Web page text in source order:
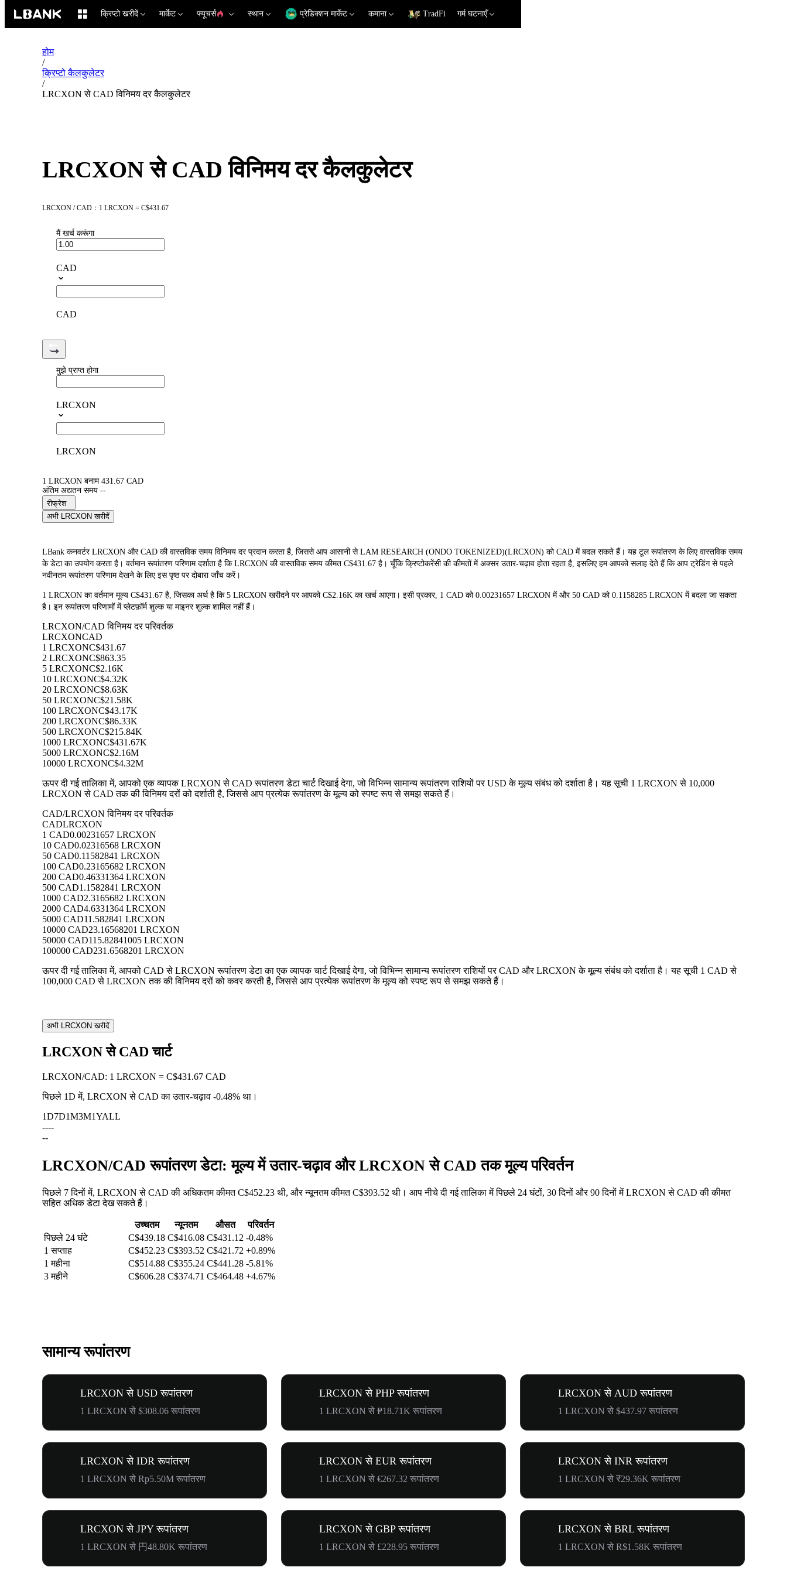
क्रिप्टो खरीदें मार्केट फ्यूचर्स स्थान प्रेडिक्शन मार्केट कमाना TradFi गर्म घटनाएँ
होम
/
क्रिप्टो कैलकुलेटर
/
LRCXON से CAD विनिमय दर कैलकुलेटर
LRCXON से CAD विनिमय दर कैलकुलेटर
LRCXON / CAD：1 LRCXON = C$431.67
मैं खर्च करूंगा
CAD
CAD
मुझे प्राप्त होगा
LRCXON
LRCXON
1 LRCXON बनाम 431.67 CAD
अंतिम अद्यतन समय --
रीफ्रेश
अभी LRCXON खरीदें
LBank कनवर्टर LRCXON और CAD की वास्तविक समय विनिमय दर प्रदान करता है, जिससे आप आसानी से LAM RESEARCH (ONDO TOKENIZED)(LRCXON) को CAD में बदल सकते हैं। यह टूल रूपांतरण के लिए वास्तविक समय
के डेटा का उपयोग करता है। वर्तमान रूपांतरण परिणाम दर्शाता है कि LRCXON की वास्तविक समय कीमत C$431.67 है। चूँकि क्रिप्टोकरेंसी की कीमतों में अक्सर उतार-चढ़ाव होता रहता है, इसलिए हम आपको सलाह देते हैं कि आप ट्रेडिंग से पहले
नवीनतम रूपांतरण परिणाम देखने के लिए इस पृष्ठ पर दोबारा जाँच करें।
1 LRCXON का वर्तमान मूल्य C$431.67 है, जिसका अर्थ है कि 5 LRCXON खरीदने पर आपको C$2.16K का खर्च आएगा। इसी प्रकार, 1 CAD को 0.00231657 LRCXON में और 50 CAD को 0.1158285 LRCXON में बदला जा सकता
है। इन रूपांतरण परिणामों में प्लेटफ़ॉर्म शुल्क या माइनर शुल्क शामिल नहीं हैं।
LRCXON/CAD विनिमय दर परिवर्तक
LRCXONCAD
1 LRCXONC$431.67
2 LRCXONC$863.35
5 LRCXONC$2.16K
10 LRCXONC$4.32K
20 LRCXONC$8.63K
50 LRCXONC$21.58K
100 LRCXONC$43.17K
200 LRCXONC$86.33K
500 LRCXONC$215.84K
1000 LRCXONC$431.67K
5000 LRCXONC$2.16M
10000 LRCXONC$4.32M
ऊपर दी गई तालिका में, आपको एक व्यापक LRCXON से CAD रूपांतरण डेटा चार्ट दिखाई देगा, जो विभिन्न सामान्य रूपांतरण राशियों पर USD के मूल्य संबंध को दर्शाता है। यह सूची 1 LRCXON से 10,000
LRCXON से CAD तक की विनिमय दरों को दर्शाती है, जिससे आप प्रत्येक रूपांतरण के मूल्य को स्पष्ट रूप से समझ सकते हैं।
CAD/LRCXON विनिमय दर परिवर्तक
CADLRCXON
1 CAD0.00231657 LRCXON
10 CAD0.02316568 LRCXON
50 CAD0.11582841 LRCXON
100 CAD0.23165682 LRCXON
200 CAD0.46331364 LRCXON
500 CAD1.1582841 LRCXON
1000 CAD2.3165682 LRCXON
2000 CAD4.6331364 LRCXON
5000 CAD11.582841 LRCXON
10000 CAD23.16568201 LRCXON
50000 CAD115.82841005 LRCXON
100000 CAD231.6568201 LRCXON
ऊपर दी गई तालिका में, आपको CAD से LRCXON रूपांतरण डेटा का एक व्यापक चार्ट दिखाई देगा, जो विभिन्न सामान्य रूपांतरण राशियों पर CAD और LRCXON के मूल्य संबंध को दर्शाता है। यह सूची 1 CAD से
100,000 CAD से LRCXON तक की विनिमय दरों को कवर करती है, जिससे आप प्रत्येक रूपांतरण के मूल्य को स्पष्ट रूप से समझ सकते हैं।
अभी LRCXON खरीदें
LRCXON से CAD चार्ट
LRCXON/CAD: 1 LRCXON = C$431.67 CAD
पिछले 1D में, LRCXON से CAD का उतार-चढ़ाव -0.48% था।
1D7D1M3M1YALL
----
--
LRCXON/CAD रूपांतरण डेटा: मूल्य में उतार-चढ़ाव और LRCXON से CAD तक मूल्य परिवर्तन
पिछले 7 दिनों में, LRCXON से CAD की अधिकतम कीमत C$452.23 थी, और न्यूनतम कीमत C$393.52 थी। आप नीचे दी गई तालिका में पिछले 24 घंटों, 30 दिनों और 90 दिनों में LRCXON से CAD की कीमत
सहित अधिक डेटा देख सकते हैं।
उच्चतम न्यूनतम औसत
परिवर्तन
पिछले 24 घंटे
C$439.18 C$416.08 C$431.12 -0.48%
1 सप्ताह
C$452.23 C$393.52 C$421.72 +0.89%
1 महीना
C$514.88 C$355.24 C$441.28 -5.81%
3 महीने
C$606.28 C$374.71 C$464.48 +4.67%
सामान्य रूपांतरण
LRCXON से USD रूपांतरण
1 LRCXON से $308.06 रूपांतरण
LRCXON से PHP रूपांतरण
1 LRCXON से ₱18.71K रूपांतरण
LRCXON से AUD रूपांतरण
1 LRCXON से $437.97 रूपांतरण
LRCXON से IDR रूपांतरण
1 LRCXON से Rp5.50M रूपांतरण
LRCXON से EUR रूपांतरण
1 LRCXON से €267.32 रूपांतरण
LRCXON से INR रूपांतरण
1 LRCXON से ₹29.36K रूपांतरण
LRCXON से JPY रूपांतरण
1 LRCXON से 円48.80K रूपांतरण
LRCXON से GBP रूपांतरण
1 LRCXON से £228.95 रूपांतरण
LRCXON से BRL रूपांतरण
1 LRCXON से R$1.58K रूपांतरण